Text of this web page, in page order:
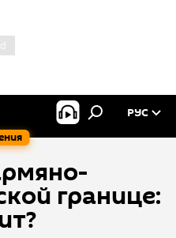
РУС
границе: